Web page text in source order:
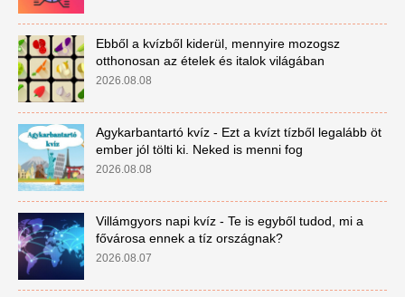
Ebből a kvízből kiderül, mennyire mozogsz
otthonosan az ételek és italok világában
2026.08.08
Agykarbantartó kvíz - Ezt a kvízt tízből legalább öt
ember jól tölti ki. Neked is menni fog
2026.08.08
Villámgyors napi kvíz - Te is egyből tudod, mi a
fővárosa ennek a tíz országnak?
2026.08.07